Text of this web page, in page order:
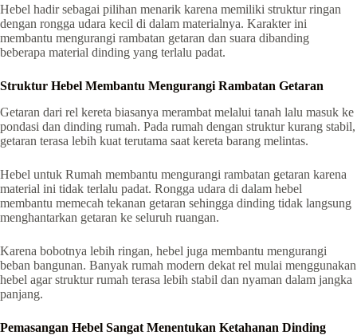
Hebel hadir sebagai pilihan menarik karena memiliki struktur ringan
dengan rongga udara kecil di dalam materialnya. Karakter ini
membantu mengurangi rambatan getaran dan suara dibanding
beberapa material dinding yang terlalu padat.
Struktur Hebel Membantu Mengurangi Rambatan Getaran
Getaran dari rel kereta biasanya merambat melalui tanah lalu masuk ke
pondasi dan dinding rumah. Pada rumah dengan struktur kurang stabil,
getaran terasa lebih kuat terutama saat kereta barang melintas.
Hebel untuk Rumah membantu mengurangi rambatan getaran karena
material ini tidak terlalu padat. Rongga udara di dalam hebel
membantu memecah tekanan getaran sehingga dinding tidak langsung
menghantarkan getaran ke seluruh ruangan.
Karena bobotnya lebih ringan, hebel juga membantu mengurangi
beban bangunan. Banyak rumah modern dekat rel mulai menggunakan
hebel agar struktur rumah terasa lebih stabil dan nyaman dalam jangka
panjang.
Pemasangan Hebel Sangat Menentukan Ketahanan Dinding